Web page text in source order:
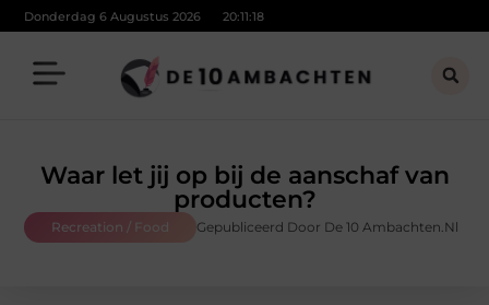
Donderdag 6 Augustus 2026 20:11:19
Waar let jij op bij de aanschaf van
producten?
Recreation / Food Gepubliceerd Door De 10 Ambachten.nl